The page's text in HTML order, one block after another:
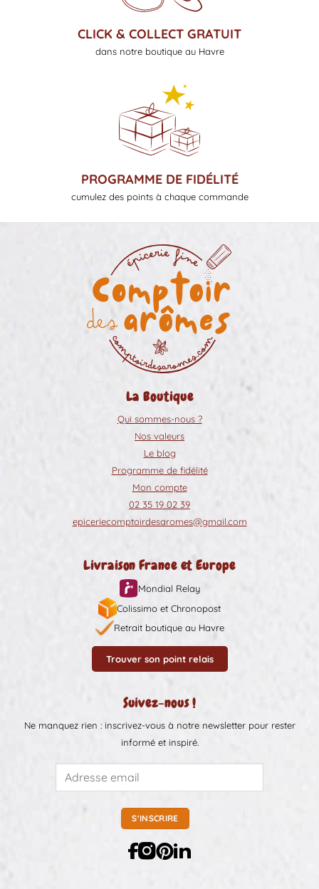
CLICK & COLLECT GRATUIT
dans notre boutique au Havre
PROGRAMME DE FIDÉLITÉ
cumulez des points à chaque commande
La Boutique
Qui sommes-nous ?
Nos valeurs
Le blog
Programme de fidélité
Mon compte
02 35 19 02 39
epiceriecomptoirdesaromes@gmail.com
Livraison France et Europe
Mondial Relay
Colissimo et Chronopost
Retrait boutique au Havre
Trouver son point relais
Suivez-nous !
Ne manquez rien : inscrivez-vous à notre newsletter pour rester
informé et inspiré.